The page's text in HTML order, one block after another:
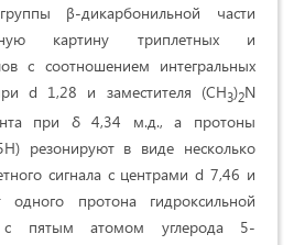
β-дикарбонильной части
картину триплетных и
с соотношением интегральных
d 1,28 и заместителя (СН3)2N
при δ 4,34 м.д., а протоны
резонируют в виде несколько
сигнала с центрами d 7,46 и
протона гидроксильной
с пятым атомом углерода 5-